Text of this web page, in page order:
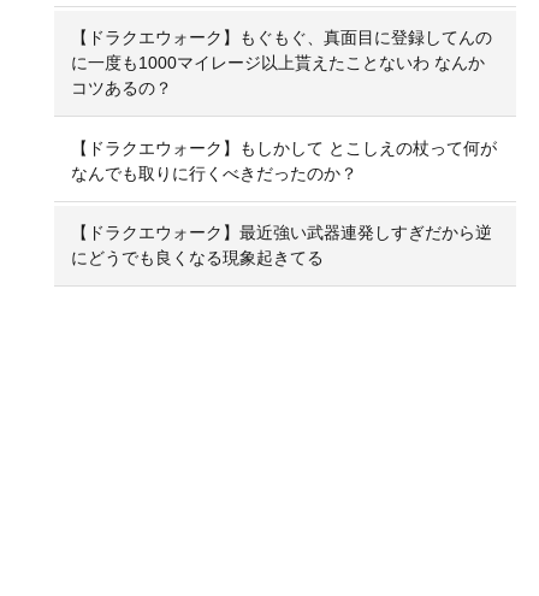
【ドラクエウォーク】もぐもぐ、真面目に登録してんの
に一度も1000マイレージ以上貰えたことないわ なんか
コツあるの？
【ドラクエウォーク】もしかして とこしえの杖って何が
なんでも取りに行くべきだったのか？
【ドラクエウォーク】最近強い武器連発しすぎだから逆
にどうでも良くなる現象起きてる